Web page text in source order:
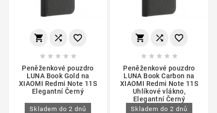
  
    
Peněženkové pouzdro
LUNA Book Gold na
XIAOMI Redmi Note 11S
Elegantní Černý
Skladem do 2 dnů
  
    
Peněženkové pouzdro
LUNA Book Carbon na
XIAOMI Redmi Note 11S
Uhlíkové vlákno,
Elegantní Černý
Skladem do 2 dnů